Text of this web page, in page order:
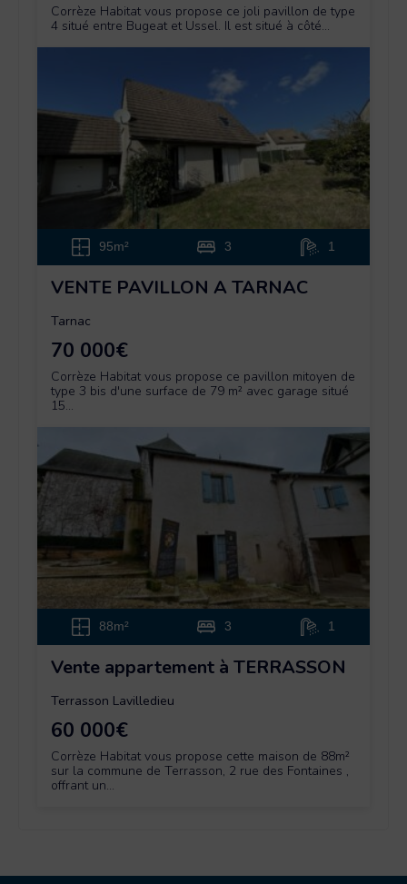
Corrèze Habitat vous propose ce joli pavillon de type
4 situé entre Bugeat et Ussel. Il est situé à côté...
95m² 3 1
VENTE PAVILLON A TARNAC
Tarnac
70 000€
Corrèze Habitat vous propose ce pavillon mitoyen de
type 3 bis d'une surface de 79 m² avec garage situé
15...
88m² 3 1
Vente appartement à TERRASSON
Terrasson Lavilledieu
60 000€
Corrèze Habitat vous propose cette maison de 88m²
sur la commune de Terrasson, 2 rue des Fontaines ,
offrant un...